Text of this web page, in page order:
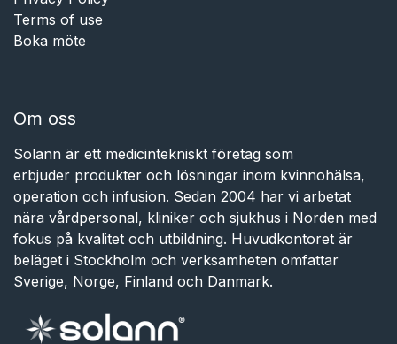
Terms of use
Boka möte
Om oss
Solann är ett medicintekniskt företag som
erbjuder produkter och lösningar inom kvinnohälsa,
operation och infusion. Sedan 2004 har vi arbetat
nära vårdpersonal, kliniker och sjukhus i Norden med
fokus på kvalitet och utbildning. Huvudkontoret är
beläget i Stockholm och verksamheten omfattar
Sverige, Norge, Finland och Danmark.